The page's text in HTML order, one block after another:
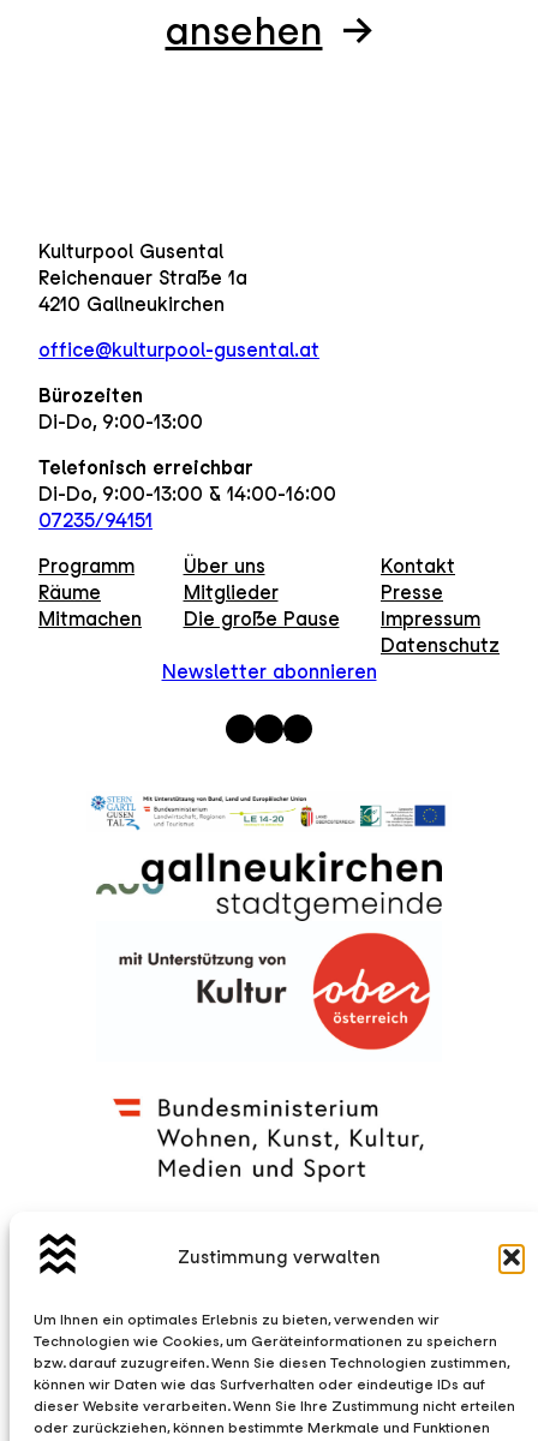
Zustimmung verwalten
Um Ihnen ein optimales Erlebnis zu bieten, verwenden wir
Technologien wie Cookies, um Geräteinformationen zu speichern
bzw. darauf zuzugreifen. Wenn Sie diesen Technologien zustimmen,
können wir Daten wie das Surfverhalten oder eindeutige IDs auf
dieser Website verarbeiten. Wenn Sie Ihre Zustimmung nicht erteilen
oder zurückziehen, können bestimmte Merkmale und Funktionen
ansehen
Kulturpool Gusental
Reichenauer Straße 1a
4210 Gallneukirchen
office@kulturpool-gusental.at
Bürozeiten
Di-Do, 9:00-13:00
Telefonisch erreichbar
Di-Do, 9:00-13:00 & 14:00-16:00
07235/94151
Programm
Räume
Mitmachen
Über uns
Mitglieder
Die große Pause
Kontakt
Presse
Impressum
Datenschutz
Newsletter abonnieren
InstagramFacebook WhatsApp